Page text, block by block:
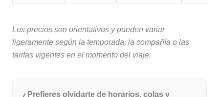
Los precios son orientativos y pueden variar
ligeramente según la temporada, la compañía o las
tarifas vigentes en el momento del viaje.
¿Prefieres olvidarte de horarios, colas y